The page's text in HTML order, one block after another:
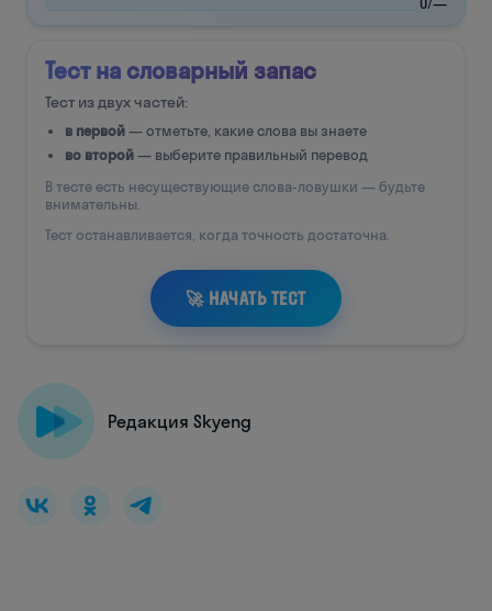
Редакция Skyeng